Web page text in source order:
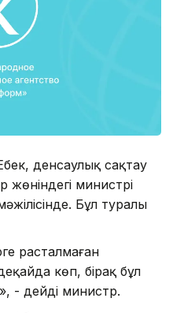
денсаулық сақтау
жөніндегі министрі
Бұл туралы
расталмаған
көп, бірақ бұл
- дейді министр.